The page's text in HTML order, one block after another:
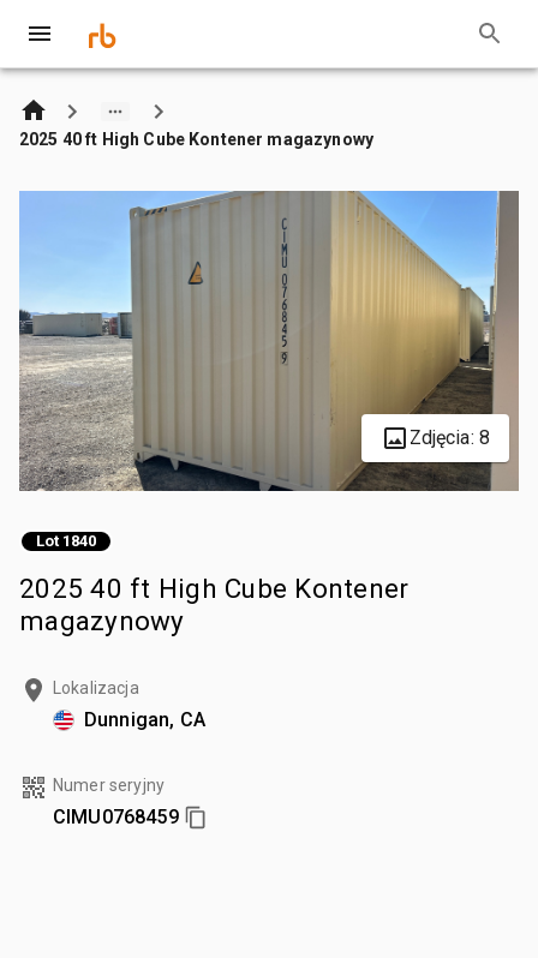
2025 40 ft High Cube Kontener magazynowy
Zdjęcia: 8
Lot 1840
2025 40 ft High Cube Kontener
magazynowy
Lokalizacja
Dunnigan, CA
Numer seryjny
CIMU0768459